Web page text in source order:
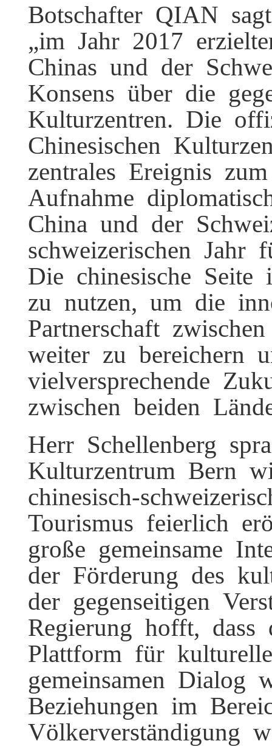
Botschafter QIAN
„im Jahr 2017
Chinas und der
Konsens über die
Kulturzentren. Die
Chinesischen
zentrales Ereignis
Aufnahme
China und der
schweizerischen
Die chinesische
zu nutzen, um die
Partnerschaft
weiter zu bereichern
vielversprechende
zwischen beiden
Herr Schellenberg
Kulturzentrum Bern
chinesisch-
Tourismus feierlich
große gemeinsame
der Förderung des
der gegenseitigen
Regierung hofft,
Plattform für
gemeinsamen
Beziehungen im
Völkerverständigung